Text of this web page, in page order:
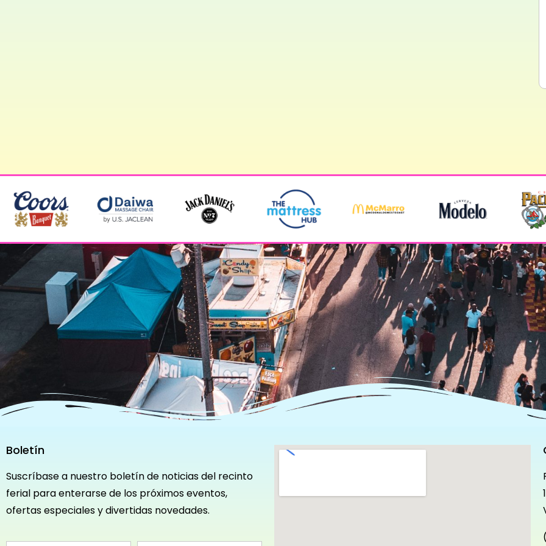
Boletín
Suscríbase a nuestro boletín de noticias del recinto
ferial para enterarse de los próximos eventos,
ofertas especiales y divertidas novedades.